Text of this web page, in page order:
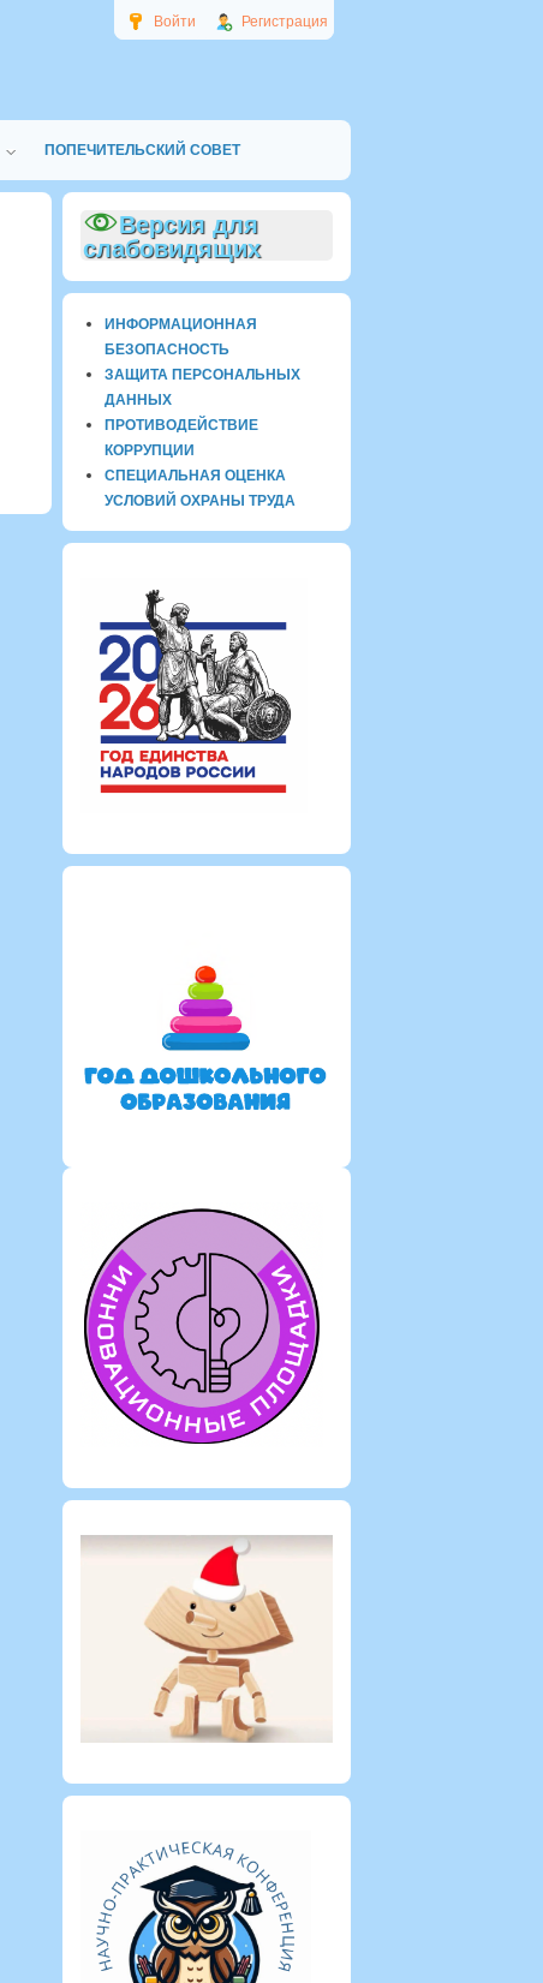
Войти Регистрация
ПОПЕЧИТЕЛЬСКИЙ СОВЕТ
Версия для
слабовидящих
ИНФОРМАЦИОННАЯ
БЕЗОПАСНОСТЬ
ЗАЩИТА ПЕРСОНАЛЬНЫХ
ДАННЫХ
ПРОТИВОДЕЙСТВИЕ
КОРРУПЦИИ
СПЕЦИАЛЬНАЯ ОЦЕНКА
УСЛОВИЙ ОХРАНЫ ТРУДА